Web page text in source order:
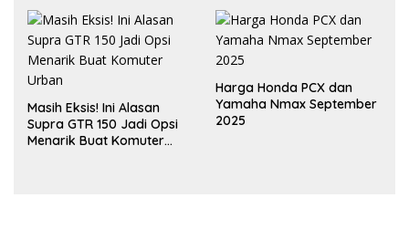
Masih Eksis! Ini Alasan
Supra GTR 150 Jadi Opsi
Menarik Buat Komuter
Harga Honda PCX dan
Yamaha Nmax September
2025